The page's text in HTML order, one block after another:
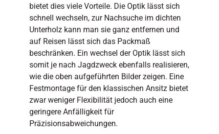
bietet dies viele Vorteile. Die Optik lässt sich
schnell wechseln, zur Nachsuche im dichten
Unterholz kann man sie ganz entfernen und
auf Reisen lässt sich das Packmaß
beschränken. Ein wechsel der Optik lässt sich
somit je nach Jagdzweck ebenfalls realisieren,
wie die oben aufgeführten Bilder zeigen. Eine
Festmontage für den klassischen Ansitz bietet
zwar weniger Flexibilität jedoch auch eine
geringere Anfälligkeit für
Präzisionsabweichungen.